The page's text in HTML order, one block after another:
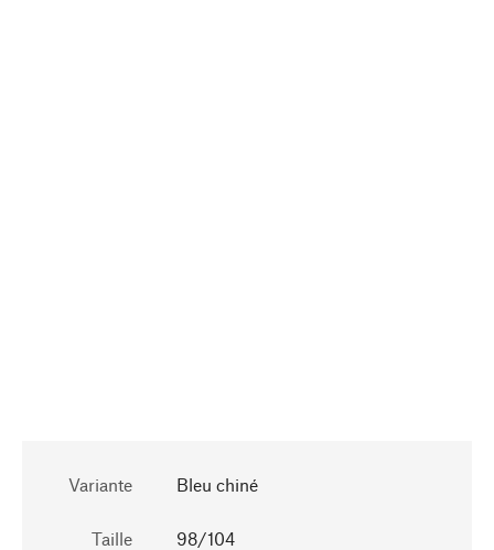
Variante Bleu chiné
Taille 98/104